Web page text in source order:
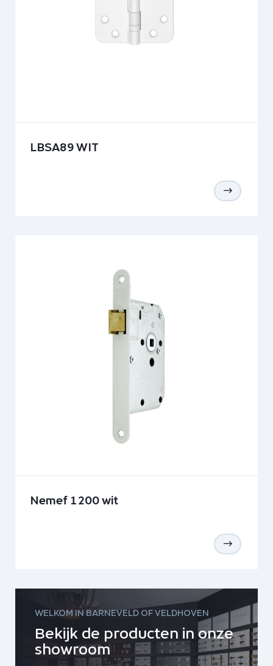
LBSA89 WIT
Nemef 1200 wit
WELKOM IN BARNEVELD OF VELDHOVEN
Bekijk de producten in onze
showroom